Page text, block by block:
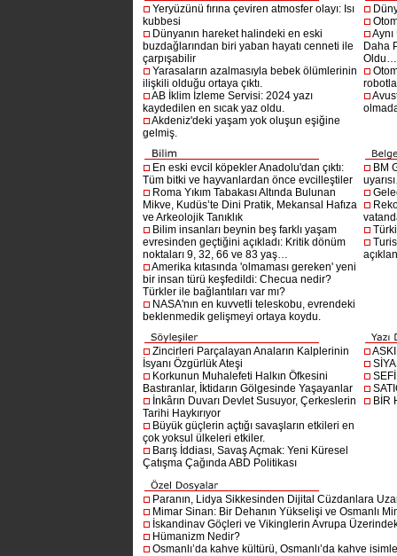
Yeryüzünü fırına çeviren atmosfer olayı: Isı
kubbesi
Dünyanın hareket halindeki en eski
buzdağlarından biri yaban hayatı cenneti ile
çarpışabilir
Yarasaların azalmasıyla bebek ölümlerinin
ilişkili olduğu ortaya çıktı.
AB İklim İzleme Servisi: 2024 yazı
kaydedilen en sıcak yaz oldu.
Akdeniz'deki yaşam yok oluşun eşiğine
gelmiş.
Daha
Oldu…
En eski evcil köpekler Anadolu'dan çıktı:
Tüm bitki ve hayvanlardan önce evcilleştiler
Roma Yıkım Tabakası Altında Bulunan
Mikve, Kudüs’te Dini Pratik, Mekansal Hafıza
ve Arkeolojik Tanıklık
Bilim insanları beynin beş farklı yaşam
evresinden geçtiğini açıkladı: Kritik dönüm
noktaları 9, 32, 66 ve 83 yaş…
Amerika kıtasında 'olmaması gereken' yeni
bir insan türü keşfedildi: Checua nedir?
Türkler ile bağlantıları var mı?
NASA'nın en kuvvetli teleskobu, evrendeki
beklenmedik gelişmeyi ortaya koydu.
BM
Zincirleri Parçalayan Anaların Kalplerinin
İsyanı Özgürlük Ateşi
Korkunun Muhalefeti Halkın Öfkesini
Bastıranlar, İktidarın Gölgesinde Yaşayanlar
İnkârın Duvarı Devlet Susuyor, Çerkeslerin
Tarihi Haykırıyor
Büyük güçlerin açtığı savaşların etkileri en
çok yoksul ülkeleri etkiler.
Barış İddiası, Savaş Açmak: Yeni Küresel
Çatışma Çağında ABD Politikası
BİR
Paranın, Lidya Sikkesinden Dijital Cüzdanlara
Mimar Sinan: Bir Dehanın Yükselişi ve Osmanlı
İskandinav Göçleri ve Vikinglerin Avrupa
Hümanizm Nedir?
Osmanlı’da kahve kültürü, Osmanlı’da kahve